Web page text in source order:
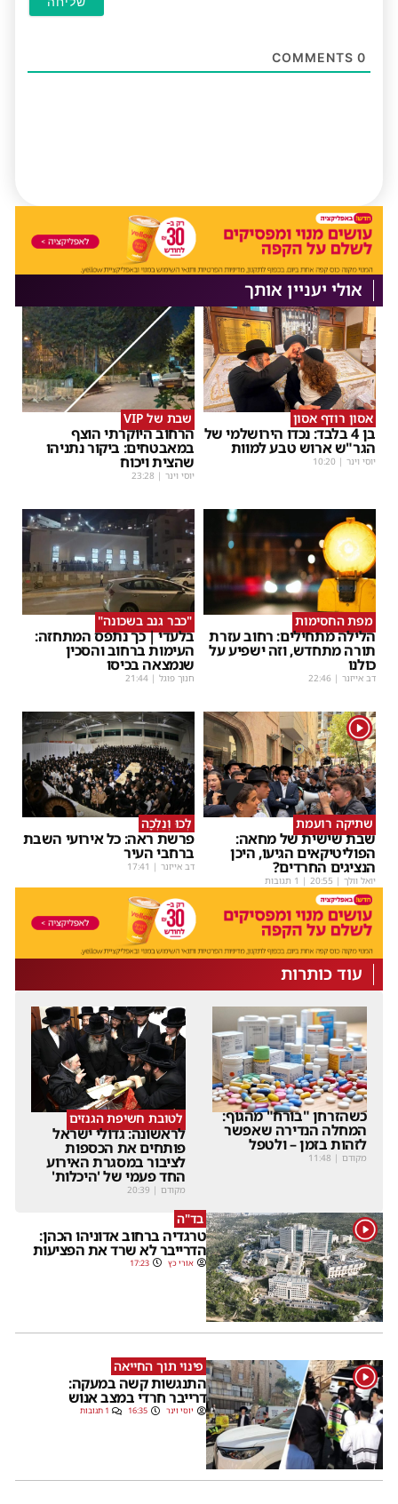
0
אולי יעניין אותך
אסון רודף אסון
בן 4 בלבד: נכדו הירושלמי של
הגר"ש ארוש טבע למוות
יוסי וינר |
10:20
שבת של VIP
הרחוב היוקרתי הוצף
במאבטחים: ביקור נתניהו
שהצית ויכוח
יוסי וינר |
23:28
מפת החסימות
הלילה מתחילים: רחוב עזרת
תורה מתחדש, וזה ישפיע על
כולנו
דב אייזנר |
22:46
"כבר גנב בשכונה"
בלעדי | כך נתפס המתחזה:
העימות ברחוב והסכין
שנמצאה בכיסו
חנוך פוגל |
21:44
1
שתיקה רועמת
שבת שישית של מחאה:
הפוליטיקאים הגיעו, היכן
הנציגים החרדים?
יואל וולך |
20:55 | 1 תגובות
לְכוּ וְנֵלְכָה
פרשת ראה: כל אירועי השבת
ברחבי העיר
דב אייזנר |
17:41
עוד כותרות
כשהזרחן "בורח" מהגוף:
המחלה הנדירה שאפשר
לזהות בזמן – ולטפל
מקודם |
11:48
לטובת חשיפת הגנזים
לראשונה: גדולי ישראל
פותחים את הכספות
לציבור במסגרת האירוע
החד פעמי של 'היכלות'
מקודם |
20:39
1 בד"ה
טרגדיה ברחוב אדוניהו הכהן:
הדרייבר לא שרד את הפציעות
אורי כץ 17:23
1 פינוי תוך החייאה
התנגשות קשה במעקה:
דרייבר חרדי במצב אנוש
יוסי וינר 16:35 1 תגובות